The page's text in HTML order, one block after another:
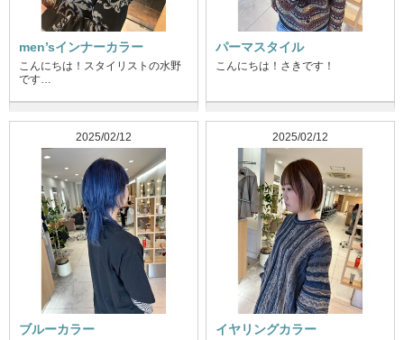
men’sインナーカラー
こんにちは！スタイリストの水野
です…
パーマスタイル
こんにちは！さきです！
2025/02/12
ブルーカラー
2025/02/12
イヤリングカラー